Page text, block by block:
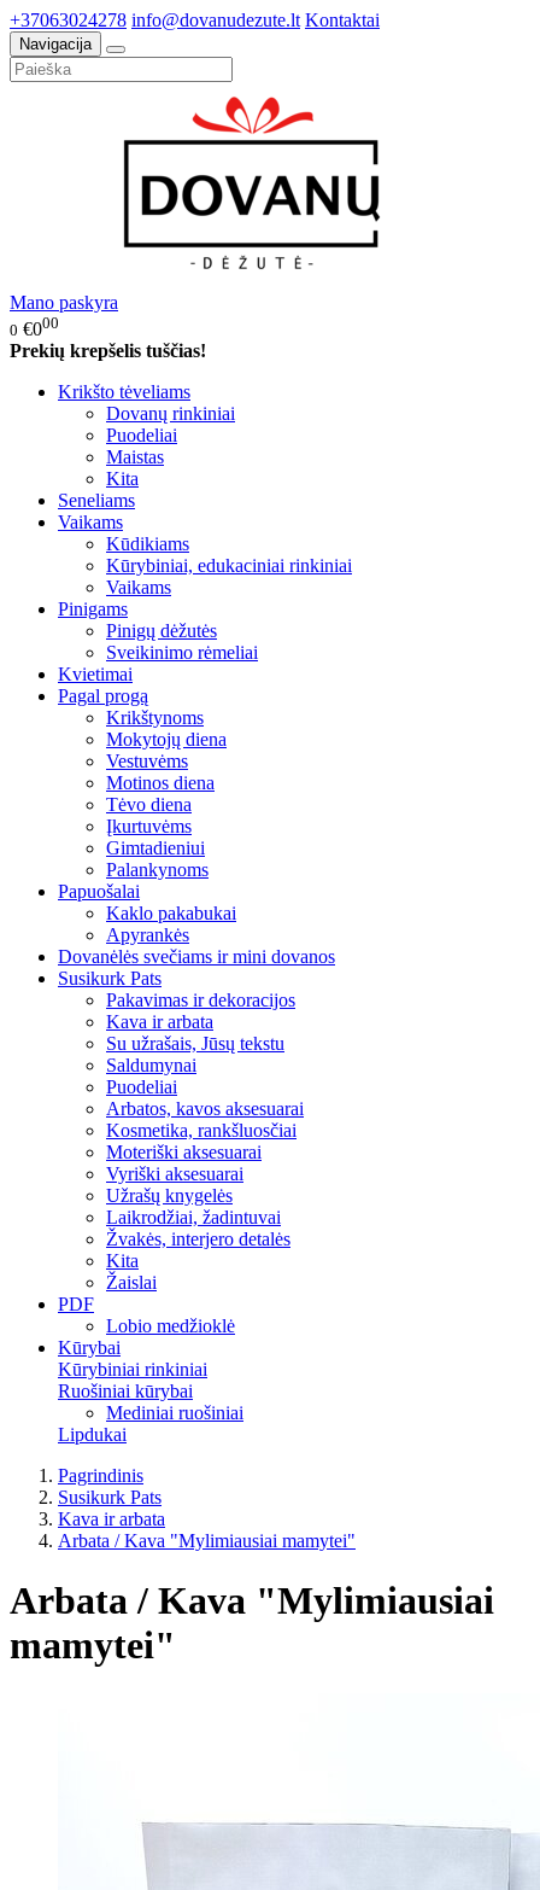
+37063024278 info@dovanudezute.lt Kontaktai
Navigacija
Mano paskyra
0 €000
Prekių krepšelis tuščias!
Krikšto tėveliams
Dovanų rinkiniai
Puodeliai
Maistas
Kita
Seneliams
Vaikams
Kūdikiams
Kūrybiniai, edukaciniai rinkiniai
Vaikams
Pinigams
Pinigų dėžutės
Sveikinimo rėmeliai
Kvietimai
Pagal progą
Krikštynoms
Mokytojų diena
Vestuvėms
Motinos diena
Tėvo diena
Įkurtuvėms
Gimtadieniui
Palankynoms
Papuošalai
Kaklo pakabukai
Apyrankės
Dovanėlės svečiams ir mini dovanos
Susikurk Pats
Pakavimas ir dekoracijos
Kava ir arbata
Su užrašais, Jūsų tekstu
Saldumynai
Puodeliai
Arbatos, kavos aksesuarai
Kosmetika, rankšluosčiai
Moteriški aksesuarai
Vyriški aksesuarai
Užrašų knygelės
Laikrodžiai, žadintuvai
Žvakės, interjero detalės
Kita
Žaislai
PDF
Lobio medžioklė
Kūrybai
Kūrybiniai rinkiniai
Ruošiniai kūrybai
Mediniai ruošiniai
Lipdukai
Pagrindinis
Susikurk Pats
Kava ir arbata
Arbata / Kava "Mylimiausiai mamytei"
Arbata / Kava "Mylimiausiai
mamytei"